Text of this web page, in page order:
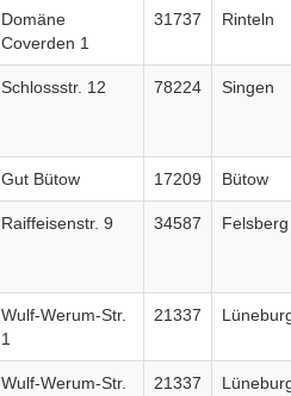
Domäne
Coverden 1
31737 Rinteln
Schlossstr. 12 78224 Singen
Gut Bütow 17209 Bütow
Raiffeisenstr. 9 34587 Felsberg
Wulf-Werum-Str.
1
21337
Wulf-Werum-Str.
21337